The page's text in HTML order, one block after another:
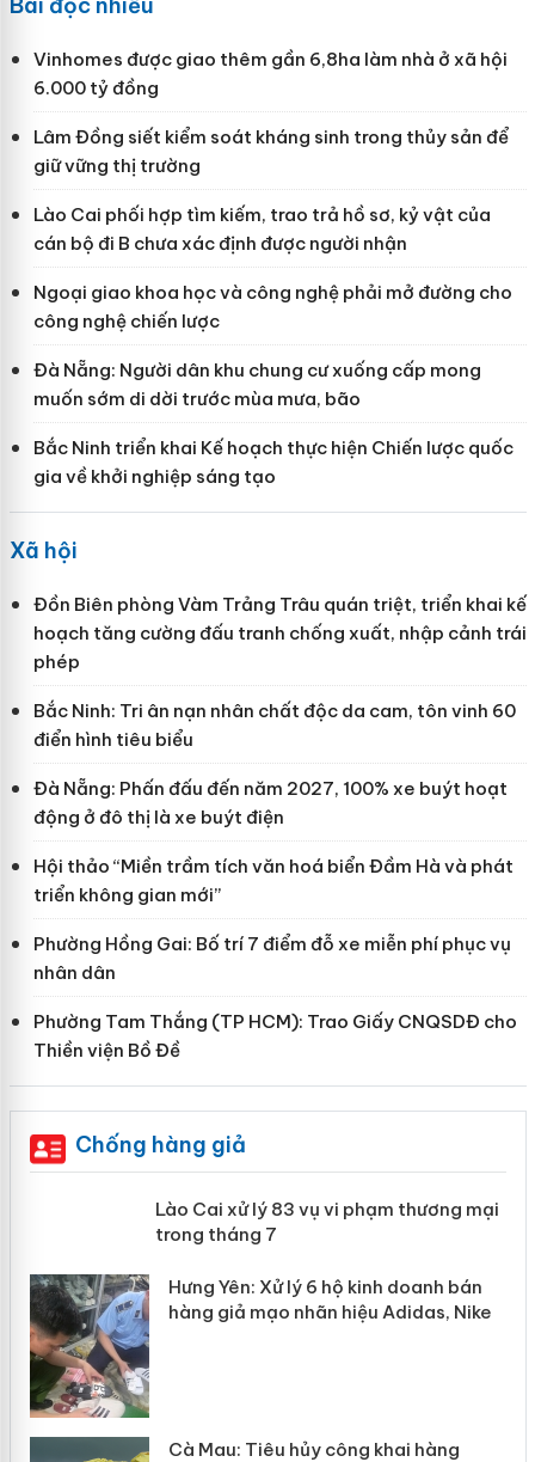
Vinhomes được giao thêm gần 6,8ha làm nhà ở xã hội
6.000 tỷ đồng
Lâm Đồng siết kiểm soát kháng sinh trong thủy sản để
giữ vững thị trường
Lào Cai phối hợp tìm kiếm, trao trả hồ sơ, kỷ vật của
cán bộ đi B chưa xác định được người nhận
Ngoại giao khoa học và công nghệ phải mở đường cho
công nghệ chiến lược
Đà Nẵng: Người dân khu chung cư xuống cấp mong
muốn sớm di dời trước mùa mưa, bão
Bắc Ninh triển khai Kế hoạch thực hiện Chiến lược quốc
gia về khởi nghiệp sáng tạo
Xã hội
Đồn Biên phòng Vàm Trảng Trâu quán triệt, triển khai kế
hoạch tăng cường đấu tranh chống xuất, nhập cảnh trái
phép
Bắc Ninh: Tri ân nạn nhân chất độc da cam, tôn vinh 60
điển hình tiêu biểu
Đà Nẵng: Phấn đấu đến năm 2027, 100% xe buýt hoạt
động ở đô thị là xe buýt điện
Hội thảo “Miền trầm tích văn hoá biển Đầm Hà và phát
triển không gian mới”
Phường Hồng Gai: Bố trí 7 điểm đỗ xe miễn phí phục vụ
nhân dân
Phường Tam Thắng (TP HCM): Trao Giấy CNQSDĐ cho
Thiền viện Bồ Đề
Chống hàng giả
Lào Cai xử lý 83 vụ vi phạm thương
mại trong tháng 7